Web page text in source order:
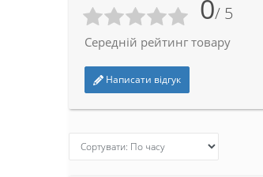
0/ 5
Середній рейтинг товару
Написати відгук